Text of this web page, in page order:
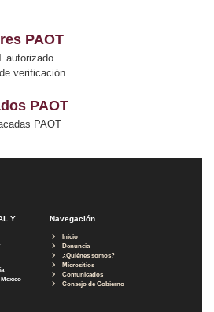
PAOT
autorizado
verificación
PAOT
PAOT
Y
México
Navegación
Inicio
Denuncia
¿Quiénes somos?
Micrositios
Comunicados
Consejo de Gobierno